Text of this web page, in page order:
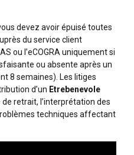
devez avoir épuisé toutes
du service client
ou l’eCOGRA uniquement si
ou absente après un
8 semaines). Les litiges
d’un Etrebenevole
de retrait, l’interprétation des
techniques affectant